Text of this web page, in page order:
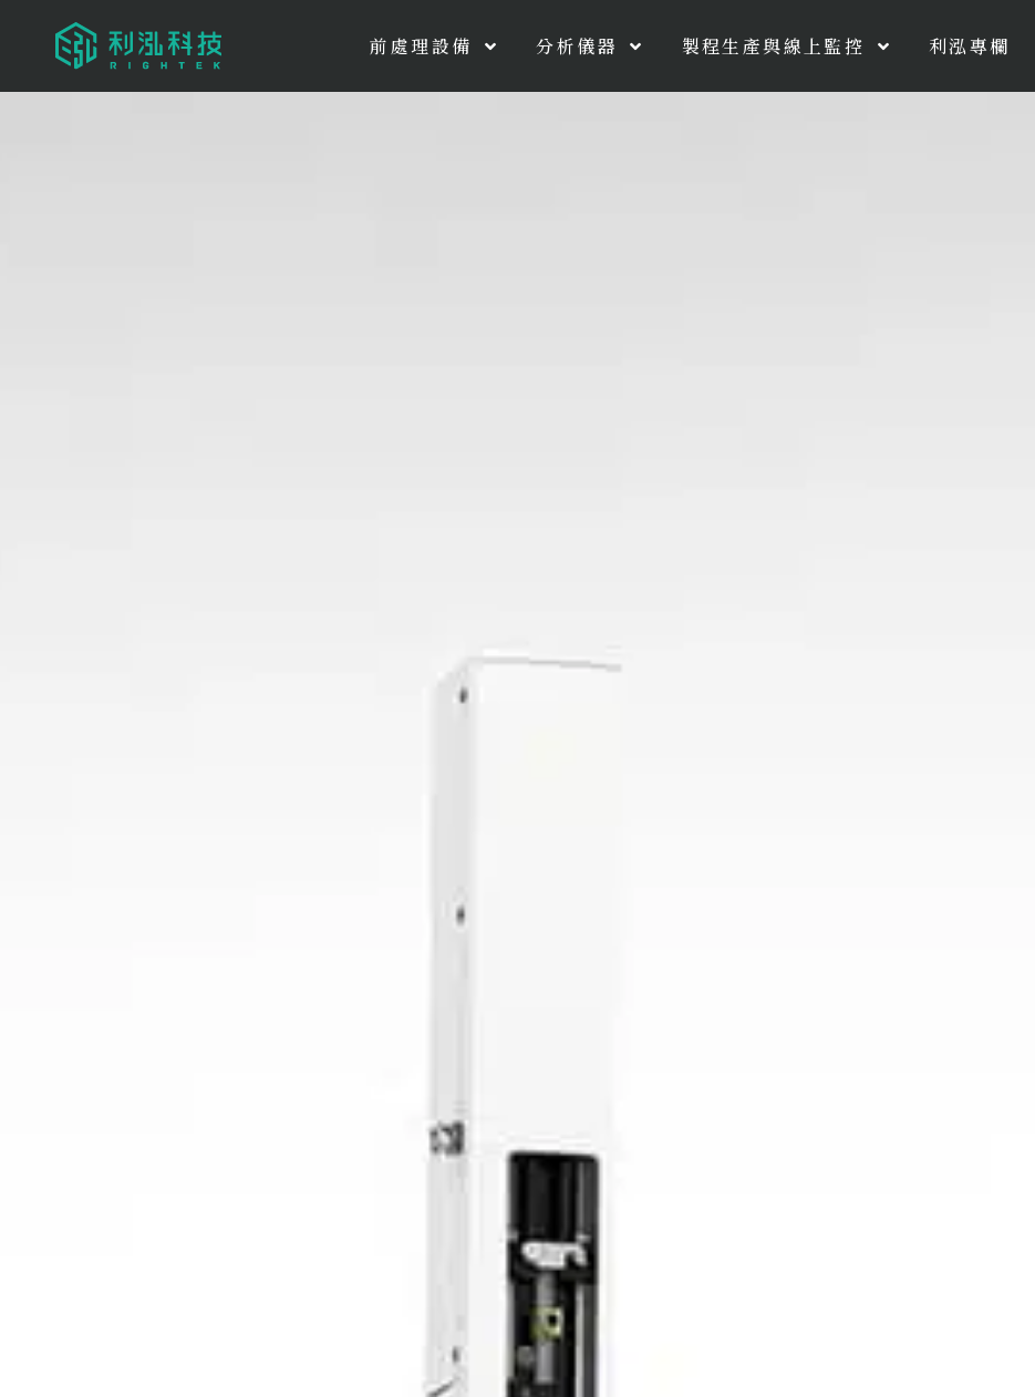
前處理設備 分析儀器 製程生產與線上監控 利泓專欄